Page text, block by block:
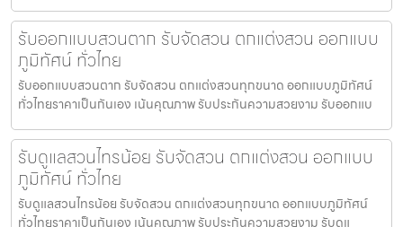
รับออกแบบสวนตาก รับจัดสวน ตกแต่งสวน ออกแบบ
ภูมิทัศน์ ทั่วไทย
รับออกแบบสวนตาก รับจัดสวน ตกแต่งสวนทุกขนาด ออกแบบภูมิทัศน์
ทั่วไทยราคาเป็นกันเอง เน้นคุณภาพ รับประกันความสวยงาม รับออกแบ
รับดูแลสวนไทรน้อย รับจัดสวน ตกแต่งสวน ออกแบบ
ภูมิทัศน์ ทั่วไทย
รับดูแลสวนไทรน้อย รับจัดสวน ตกแต่งสวนทุกขนาด ออกแบบภูมิทัศน์
ทั่วไทยราคาเป็นกันเอง เน้นคุณภาพ รับประกันความสวยงาม รับดูแ